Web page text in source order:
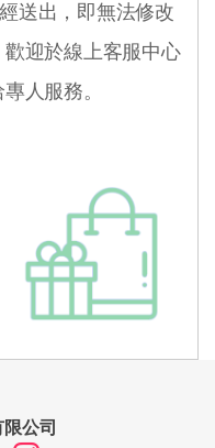
送出，即無法修改
迎於線上客服中心
人服務。
公司